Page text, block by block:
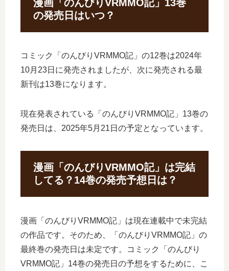
漫画「のんびりVRMMO記」13巻
の発売日はいつ？
コミック「のんびりVRMMO記」の12巻は2024年
10月23日に発売されましたが、次に発売される最
新刊は13巻になります。
現在発表されている「のんびりVRMMO記」13巻の
発売日は、2025年5月21日の予定となっています。
漫画「のんびりVRMMO記」は完結
してる？14巻の発売予想日は？
漫画「のんびりVRMMO記」は現在連載中で未完結
の作品です。そのため、「のんびりVRMMO記」の
最終巻の発売日は未定です。コミック「のんびり
VRMMO記」14巻の発売日の予想をするために、こ